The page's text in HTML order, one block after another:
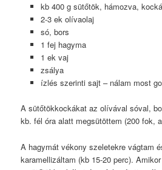
kb 400 g sütőtök, hámozva,
2-3 ek olívaolaj
só, bors
1 fej hagyma
1 ek vaj
zsálya
ízlés szerinti sajt – nálam most
A sütőtökkockákat az olívával sóval,
kb. fél óra alatt megsütöttem (200 fok,
A hagymát vékony szeletekre vágtam
karamellizáltam (kb 15-20 perc).